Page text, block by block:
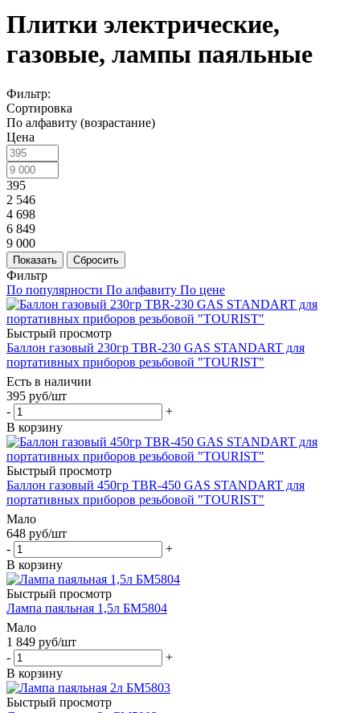
Плитки электрические,
газовые, лампы паяльные
Фильтр:
Сортировка
По алфавиту (возрастание)
Цена
395
2 546
4 698
6 849
9 000
Показать Сбросить
Фильтр
По популярности По алфавиту По цене
Быстрый просмотр
Баллон газовый 230гр ТВR-230 GAS STANDART для
портативных приборов резьбовой "TOURIST"
Есть в наличии
395 руб/шт
-
+
В корзину
Быстрый просмотр
Баллон газовый 450гр ТВR-450 GAS STANDART для
портативных приборов резьбовой "TOURIST"
Мало
648 руб/шт
-
+
В корзину
Быстрый просмотр
Лампа паяльная 1,5л БМ5804
Мало
1 849 руб/шт
-
+
В корзину
Быстрый просмотр